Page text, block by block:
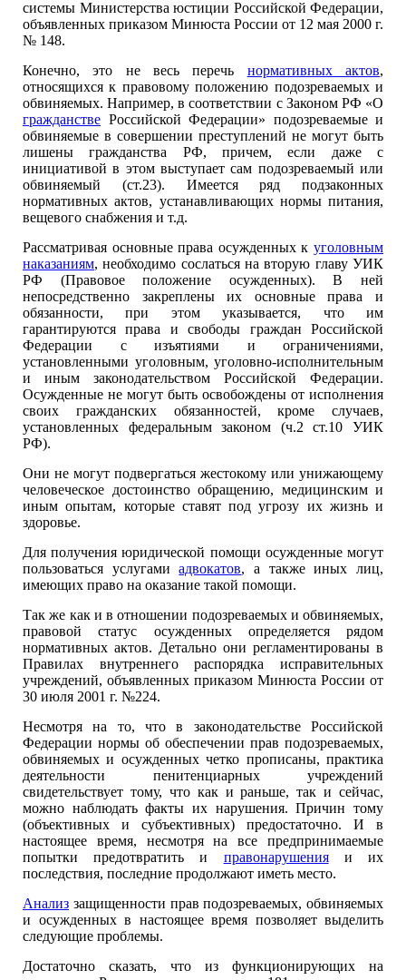
системы Министерства юстиции Российской Федерации,
объявленных приказом Минюста России от 12 мая 2000 г.
№ 148.
Конечно, это не весь перечь нормативных актов,
относящихся к правовому положению подозреваемых и
обвиняемых. Например, в соответствии с Законом РФ «О
гражданстве Российской Федерации» подозреваемые и
обвиняемые в совершении преступлений не могут быть
лишены гражданства РФ, причем, если даже с
инициативой в этом выступает сам подозреваемый или
обвиняемый (ст.23). Имеется ряд подзаконных
нормативных актов, устанавливающих нормы питания,
вещевого снабжения и т.д.
Рассматривая основные права осужденных к уголовным
наказаниям, необходимо сослаться на вторую главу УИК
РФ (Правовое положение осужденных). В ней
непосредственно закреплены их основные права и
обязанности, при этом указывается, что им
гарантируются права и свободы граждан Российской
Федерации с изъятиями и ограничениями,
установленными уголовным, уголовно-исполнительным
и иным законодательством Российской Федерации.
Осужденные не могут быть освобождены от исполнения
своих гражданских обязанностей, кроме случаев,
установленных федеральным законом (ч.2 ст.10 УИК
РФ).
Они не могут подвергаться жестокому или унижающему
человеческое достоинство обращению, медицинским и
иным опытам, которые ставят под угрозу их жизнь и
здоровье.
Для получения юридической помощи осужденные могут
пользоваться услугамиадвокатов, а также иных лиц,
имеющих право на оказание такой помощи.
Так же как и в отношении подозреваемых и обвиняемых,
правовой статус осужденных определяется рядом
нормативных актов. Детально они регламентированы в
Правилах внутреннего распорядка исправительных
учреждений, объявленных приказом Минюста России от
30 июля 2001 г. №224.
Несмотря на то, что в законодательстве Российской
Федерации нормы об обеспечении прав подозреваемых,
обвиняемых и осужденных четко прописаны, практика
деятельности пенитенциарных учреждений
свидетельствует тому, что как и раньше, так и сейчас,
можно наблюдать факты их нарушения. Причин тому
(объективных и субъективных) предостаточно. И в
настоящее время, несмотря на все предпринимаемые
попытки предотвратить и правонарушенияи их
последствия, последние продолжают иметь место.
Анализ защищенности прав подозреваемых, обвиняемых
и осужденных в настоящее время позволяет выделить
следующие проблемы.
Достаточно сказать, что из функционирующих на